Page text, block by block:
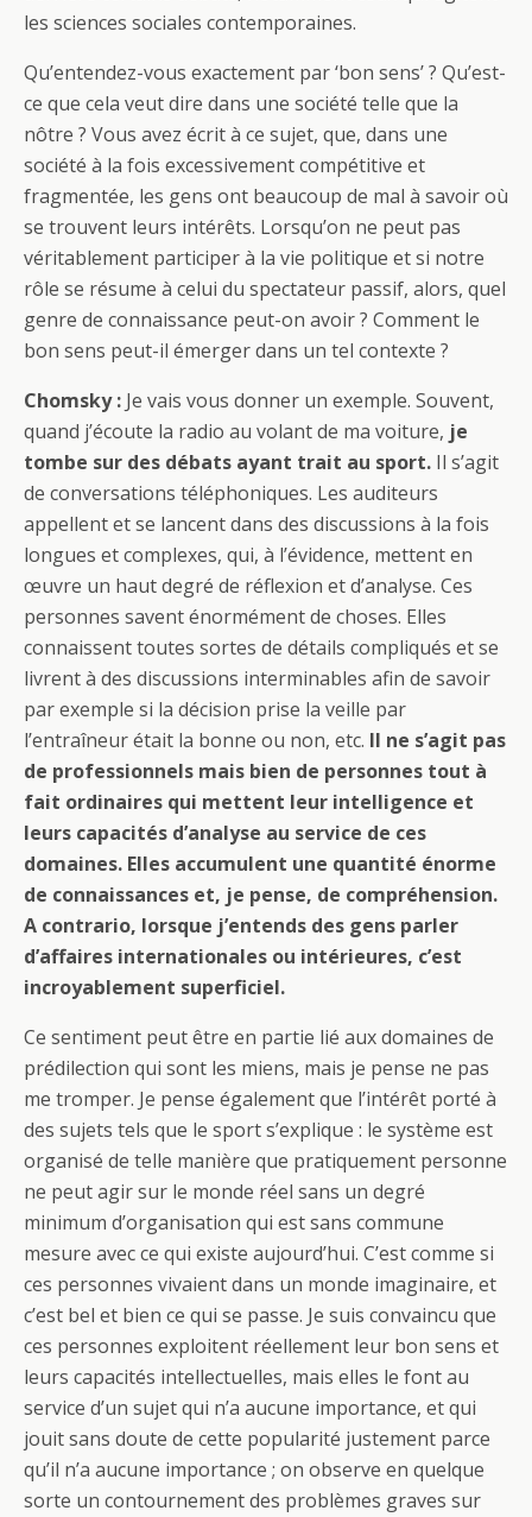
les sciences sociales contemporaines.
Qu’entendez-vous exactement par ‘bon sens’ ? Qu’est-
ce que cela veut dire dans une société telle que la
nôtre ? Vous avez écrit à ce sujet, que, dans une
société à la fois excessivement compétitive et
fragmentée, les gens ont beaucoup de mal à savoir où
se trouvent leurs intérêts. Lorsqu’on ne peut pas
véritablement participer à la vie politique et si notre
rôle se résume à celui du spectateur passif, alors, quel
genre de connaissance peut-on avoir ? Comment le
bon sens peut-il émerger dans un tel contexte ?
Chomsky : Je vais vous donner un exemple. Souvent,
quand j’écoute la radio au volant de ma voiture, je
tombe sur des débats ayant trait au sport. Il s’agit
de conversations téléphoniques. Les auditeurs
appellent et se lancent dans des discussions à la fois
longues et complexes, qui, à l’évidence, mettent en
œuvre un haut degré de réflexion et d’analyse. Ces
personnes savent énormément de choses. Elles
connaissent toutes sortes de détails compliqués et se
livrent à des discussions interminables afin de savoir
par exemple si la décision prise la veille par
l’entraîneur était la bonne ou non, etc. Il ne s’agit pas
de professionnels mais bien de personnes tout à
fait ordinaires qui mettent leur intelligence et
leurs capacités d’analyse au service de ces
domaines. Elles accumulent une quantité énorme
de connaissances et, je pense, de compréhension.
A contrario, lorsque j’entends des gens parler
d’affaires internationales ou intérieures, c’est
incroyablement superficiel.
Ce sentiment peut être en partie lié aux domaines de
prédilection qui sont les miens, mais je pense ne pas
me tromper. Je pense également que l’intérêt porté à
des sujets tels que le sport s’explique : le système est
organisé de telle manière que pratiquement personne
ne peut agir sur le monde réel sans un degré
minimum d’organisation qui est sans commune
mesure avec ce qui existe aujourd’hui. C’est comme si
ces personnes vivaient dans un monde imaginaire, et
c’est bel et bien ce qui se passe. Je suis convaincu que
ces personnes exploitent réellement leur bon sens et
leurs capacités intellectuelles, mais elles le font au
service d’un sujet qui n’a aucune importance, et qui
jouit sans doute de cette popularité justement parce
qu’il n’a aucune importance ; on observe en quelque
sorte un contournement des problèmes graves sur